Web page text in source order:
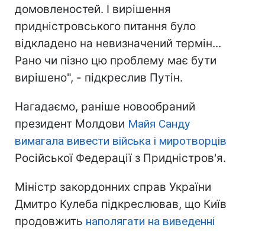
домовленостей. І вирішення
придністровського питання було
відкладено на невизначений термін...
Рано чи пізно цю проблему має бути
вирішено", - підкреслив Путін.
Нагадаємо, раніше новообраний
президент Молдови Майя Санду
вимагала вивести війська і миротворців
Російської Федерації з Придністров'я.
Міністр закордонних справ України
Дмитро Кулеба підкреслював, що Київ
продовжить наполягати на виведенні